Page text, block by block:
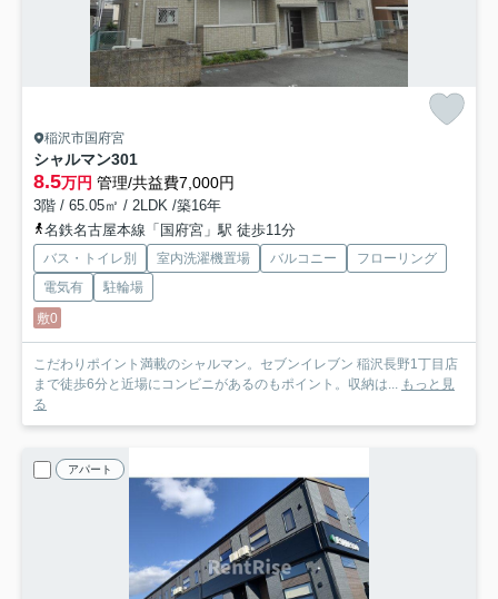
稲沢市国府宮
シャルマン301
8.5万円 管理/共益費7,000円
3階 / 65.05㎡ / 2LDK /築16年
名鉄名古屋本線「国府宮」駅 徒歩11分
バス・トイレ別 室内洗濯機置場 バルコニー
フローリング
電気有
駐輪場
敷0
こだわりポイント満載のシャルマン。セブンイレブン 稲沢長野1丁目店
まで徒歩6分と近場にコンビニがあるのもポイント。収納は... もっと見
る
アパート